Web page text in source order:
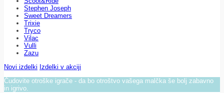
Stephen Joseph
Sweet Dreamers
Trixie
Tryco
Vilac
Vulli
Zazu
Novi izdelki Izdelki v akciji
Čudovite otroške igrače - da bo otroštvo vašega malčka še bolj zabavno
in igrivo.